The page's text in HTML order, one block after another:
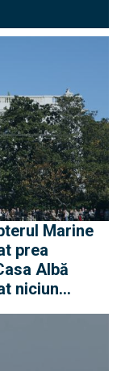
Marine
prea
Albă
niciun